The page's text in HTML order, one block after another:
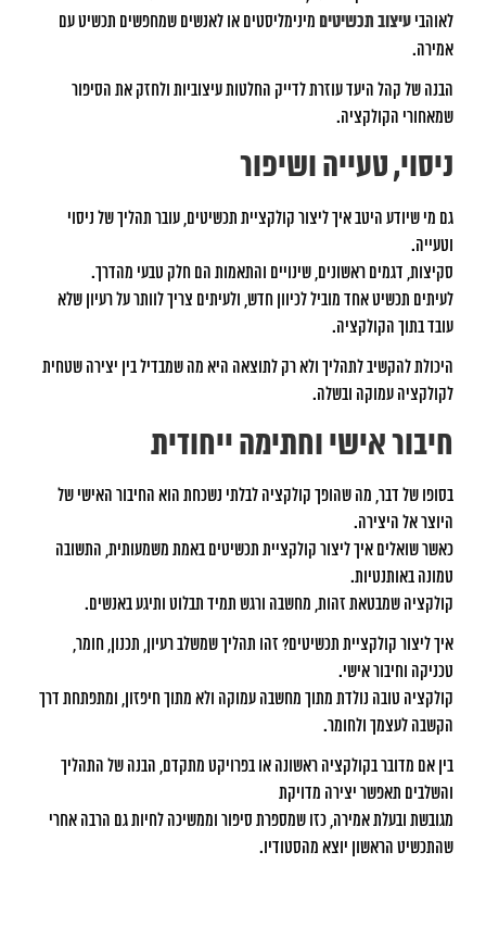
לאוהבי עיצוב תכשיטים מינימליסטים או לאנשים שמחפשים תכשיט עם
אמירה.
הבנה של קהל היעד עוזרת לדייק החלטות עיצוביות ולחזק את הסיפור
שמאחורי הקולקציה.
ניסוי, טעייה ושיפור
גם מי שיודע היטב איך ליצור קולקציית תכשיטים, עובר תהליך של ניסוי
וטעייה.
סקיצות, דגמים ראשונים, שינויים והתאמות הם חלק טבעי מהדרך.
לעיתים תכשיט אחד מוביל לכיוון חדש, ולעיתים צריך לוותר על רעיון שלא
עובד בתוך הקולקציה.
היכולת להקשיב לתהליך ולא רק לתוצאה היא מה שמבדיל בין יצירה שטחית
לקולקציה עמוקה ובשלה.
חיבור אישי וחתימה ייחודית
בסופו של דבר, מה שהופך קולקציה לבלתי נשכחת הוא החיבור האישי של
היוצר אל היצירה.
כאשר שואלים איך ליצור קולקציית תכשיטים באמת משמעותית, התשובה
טמונה באותנטיות.
קולקציה שמבטאת זהות, מחשבה ורגש תמיד תבלוט ותיגע באנשים.
איך ליצור קולקציית תכשיטים? זהו תהליך שמשלב רעיון, תכנון, חומר,
טכניקה וחיבור אישי.
קולקציה טובה נולדת מתוך מחשבה עמוקה ולא מתוך חיפזון, ומתפתחת דרך
הקשבה לעצמך ולחומר.
בין אם מדובר בקולקציה ראשונה או בפרויקט מתקדם, הבנה של התהליך
והשלבים תאפשר יצירה מדויקת
מגובשת ובעלת אמירה, כזו שמספרת סיפור וממשיכה לחיות גם הרבה אחרי
שהתכשיט הראשון יוצא מהסטודיו.